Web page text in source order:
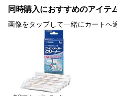
同時購入におすすめのアイテ
画像をタップして一緒にカートへ